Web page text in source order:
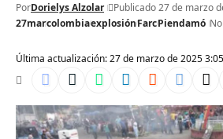
Última actualización: 27 de marzo de 2025
PorDorielys Alzolar
Publicado 27 de marzo
27marcolombiaexplosiónFarcPiendamó